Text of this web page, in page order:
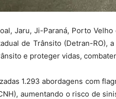
Jaru, Ji-Paraná, Porto
de Trânsito (Detran-
e proteger vidas,
1.293 abordagens com
aumentando o risco de